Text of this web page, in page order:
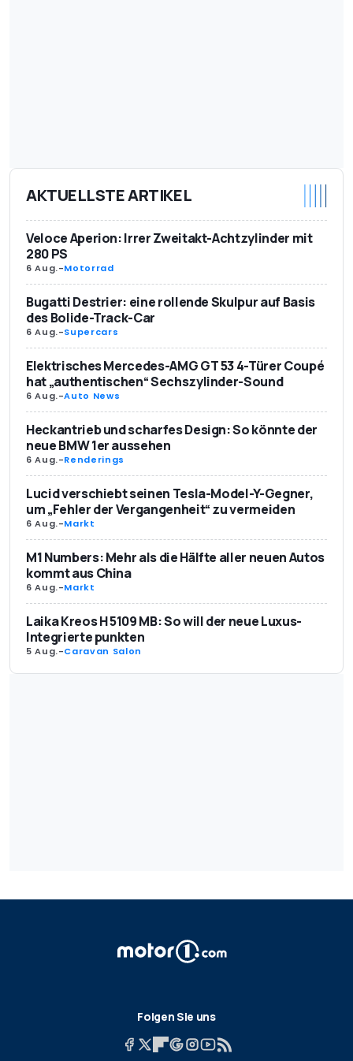
AKTUELLSTE ARTIKEL
Veloce Aperion: Irrer Zweitakt-Achtzylinder mit
280 PS
6 Aug.-Motorrad
Bugatti Destrier: eine rollende Skulpur auf Basis
des Bolide-Track-Car
6 Aug.-Supercars
Elektrisches Mercedes-AMG GT 53 4-Türer Coupé
hat „authentischen“ Sechszylinder-Sound
6 Aug.-Auto News
Heckantrieb und scharfes Design: So könnte der
neue BMW 1er aussehen
6 Aug.-Renderings
Lucid verschiebt seinen Tesla-Model-Y-Gegner,
um „Fehler der Vergangenheit“ zu vermeiden
6 Aug.-Markt
M1 Numbers: Mehr als die Hälfte aller neuen Autos
kommt aus China
6 Aug.-Markt
Laika Kreos H 5109 MB: So will der neue Luxus-
Integrierte punkten
5 Aug.-Caravan Salon
Folgen Sie uns